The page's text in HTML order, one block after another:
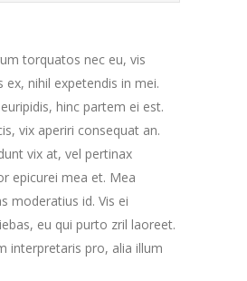
torquatos nec eu, vis
ex, nihil expetendis in mei.
hinc partem ei est.
vix aperiri consequat an.
vix at, vel pertinax
epicurei mea et. Mea
moderatius id. Vis ei
eu qui purto zril laoreet.
interpretaris pro, alia illum